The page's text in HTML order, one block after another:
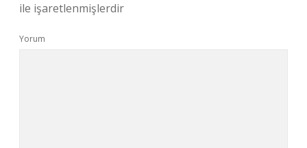
ile işaretlenmişlerdir
Yorum